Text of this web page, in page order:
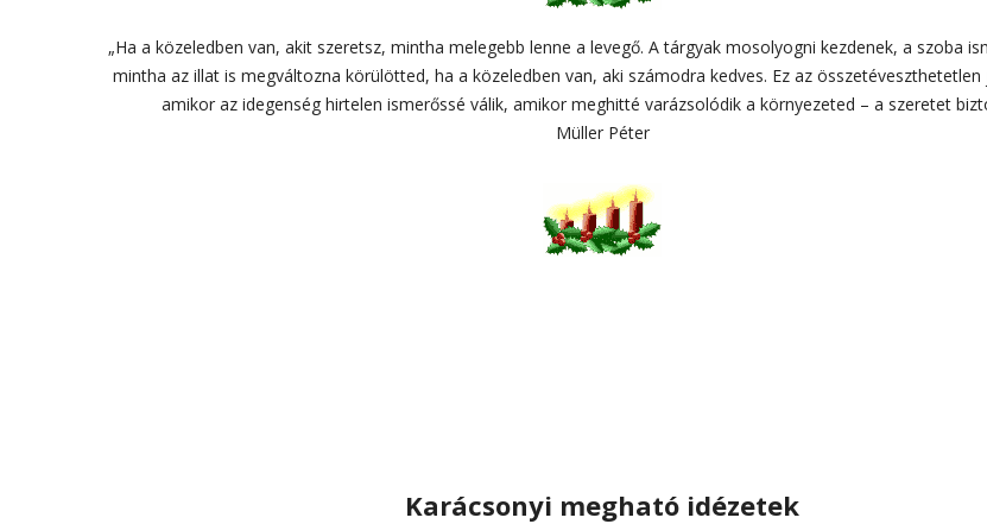
„Ha a közeledben van, akit szeretsz, mintha melegebb lenne a levegő. A tárgyak mosolyogni kezdenek, a szoba
mintha az illat is megváltozna körülötted, ha a közeledben van, aki számodra kedves. Ez az
amikor az idegenség hirtelen ismerőssé válik, amikor meghitté varázsolódik a környezeted – a szeretet
Müller Péter
Karácsonyi megható idézetek